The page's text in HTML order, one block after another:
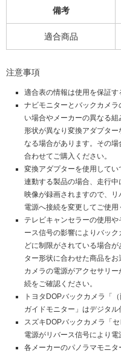
備考
適合商品
注意事項
適合表の情報は使用を保証す
ナビモニターとバックカメ
い場合やメーカーの異なる
形状が異なり変換アダプタ
なる場合があります。その
合わせてご購入ください。
変換アダプターを使用して
連動する製品の場合、走行
映像が録画されますので、
電源へ接続を変更してご使用
テレビキャンセラーの使用
ース信号の影響によりバッ
どに制限がされている場合
ター形状に合わせた商品を
カメラの電源がアクセサリ
続をご確認ください。
トヨタDOPバックカメラ「
ガイドモニター」はデジタル
スズキDOPバックカメラ「
電源がリバース信号により電
各メーカーのパノラマモニ